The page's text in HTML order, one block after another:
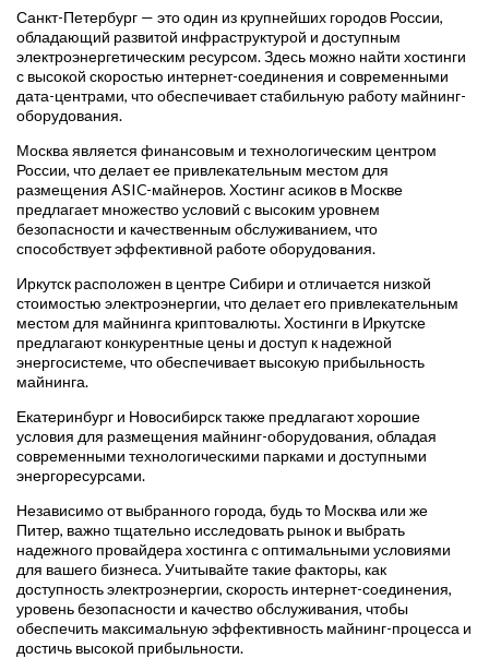
Санкт-Петербург — это один из крупнейших городов России,
обладающий развитой инфраструктурой и доступным
электроэнергетическим ресурсом. Здесь можно найти хостинги
с высокой скоростью интернет-соединения и современными
дата-центрами, что обеспечивает стабильную работу майнинг-
оборудования.
Москва является финансовым и технологическим центром
России, что делает ее привлекательным местом для
размещения ASIC-майнеров. Хостинг асиков в Москве
предлагает множество условий с высоким уровнем
безопасности и качественным обслуживанием, что
способствует эффективной работе оборудования.
Иркутск расположен в центре Сибири и отличается низкой
стоимостью электроэнергии, что делает его привлекательным
местом для майнинга криптовалюты. Хостинги в Иркутске
предлагают конкурентные цены и доступ к надежной
энергосистеме, что обеспечивает высокую прибыльность
майнинга.
Екатеринбург и Новосибирск также предлагают хорошие
условия для размещения майнинг-оборудования, обладая
современными технологическими парками и доступными
энергоресурсами.
Независимо от выбранного города, будь то Москва или же
Питер, важно тщательно исследовать рынок и выбрать
надежного провайдера хостинга с оптимальными условиями
для вашего бизнеса. Учитывайте такие факторы, как
доступность электроэнергии, скорость интернет-соединения,
уровень безопасности и качество обслуживания, чтобы
обеспечить максимальную эффективность майнинг-процесса и
достичь высокой прибыльности.